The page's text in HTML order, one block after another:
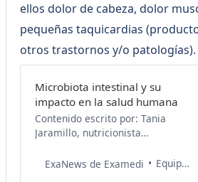
ellos dolor de cabeza, dolor
pequeñas taquicardias
otros trastornos y/o patologías).
Microbiota intestinal y su
impacto en la salud humana
Contenido escrito por: Tania
Jaramillo, nutricionista
@taniajaramillonutricion 💬 ¿Eres
ExaNews de Examedi Equipo de Salud Examedi